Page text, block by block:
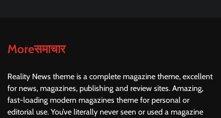
Moreसमाचार
Reality News theme is a complete magazine theme, excellent
for news, magazines, publishing and review sites. Amazing,
fast-loading modern magazines theme for personal or
editorial use. You’ve literally never seen or used a magazine